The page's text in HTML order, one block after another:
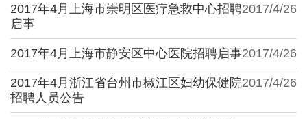
2017/4/26
2017年4月上海市崇明区医疗急救中心招聘
启事
2017/4/26
2017年4月上海市静安区中心医院招聘启事
2017/4/26
2017年4月浙江省台州市椒江区妇幼保健院
招聘人员公告